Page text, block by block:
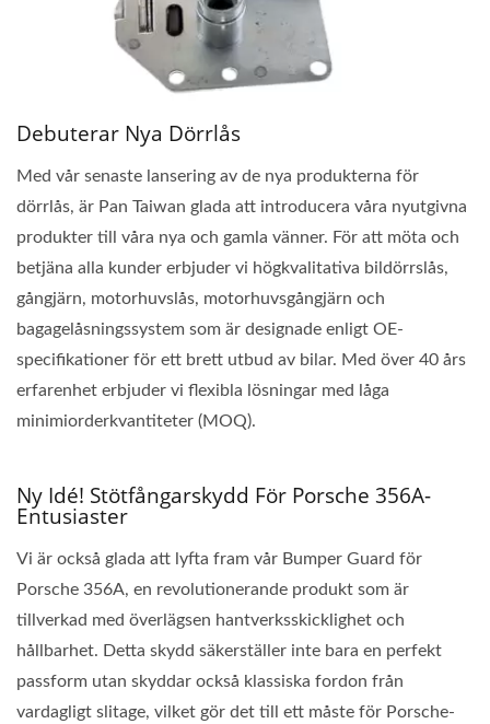
Debuterar Nya Dörrlås
Med vår senaste lansering av de nya produkterna för
dörrlås, är Pan Taiwan glada att introducera våra nyutgivna
produkter till våra nya och gamla vänner. För att möta och
betjäna alla kunder erbjuder vi högkvalitativa bildörrslås,
gångjärn, motorhuvslås, motorhuvsgångjärn och
bagagelåsningssystem som är designade enligt OE-
specifikationer för ett brett utbud av bilar. Med över 40 års
erfarenhet erbjuder vi flexibla lösningar med låga
minimiorderkvantiteter (MOQ).
Ny Idé! Stötfångarskydd För Porsche 356A-
Entusiaster
Vi är också glada att lyfta fram vår Bumper Guard för
Porsche 356A, en revolutionerande produkt som är
tillverkad med överlägsen hantverksskicklighet och
hållbarhet. Detta skydd säkerställer inte bara en perfekt
passform utan skyddar också klassiska fordon från
vardagligt slitage, vilket gör det till ett måste för Porsche-